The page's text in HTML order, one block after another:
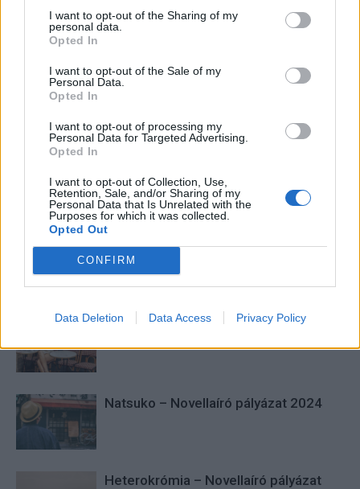
I want to opt-out of the Sharing of my
personal data.
Opted In
I want to opt-out of the Sale of my
Personal Data.
Opted In
I want to opt-out of processing my
Personal Data for Targeted Advertising.
Opted In
I want to opt-out of Collection, Use,
Retention, Sale, and/or Sharing of my
Personal Data that Is Unrelated with the
Purposes for which it was collected.
Opted Out
CONFIRM
Data Deletion Data Access Privacy Policy
MyMirror Magazin
KAPCSOLÓDÓ CIKKEK TÖBB A SZERZŐTŐL
Nyertes pályázatok kihirdetése – 2024
Natsuko – Novellaíró pályázat 2024
Heterokrómia – Novellaíró pályázat